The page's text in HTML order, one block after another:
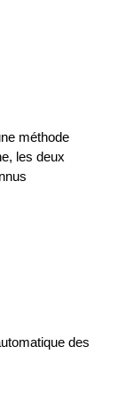
méthode
les deux
des